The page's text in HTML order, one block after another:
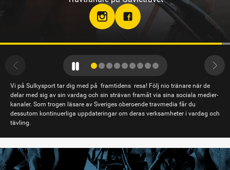
Travtränare på Bodentravet
stallsandraeriksson
Vi på Sulkysport tar dig med på framtidens resa! Följ nio tränare när de
delar med sig av sin vardag och sin strävan framåt via sina sociala medier-
kanaler. Som trogen läsare av Sveriges oberoende travmedia får du
dessutom kontinuerliga uppdateringar om deras verksamheter i vardag och
tävling.